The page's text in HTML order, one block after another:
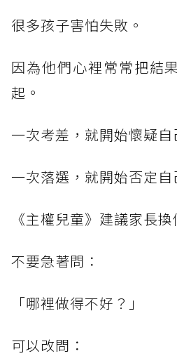
很多孩子害怕失敗。
因為他們心裡常常把結
起。
一次考差，就開始懷疑自
一次落選，就開始否定自
《主權兒童》建議家長換
不要急著問：
「哪裡做得不好？」
可以改問：